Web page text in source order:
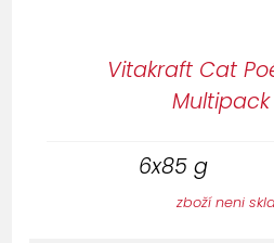
Vitakraft Cat
6x85 g
zboží neni